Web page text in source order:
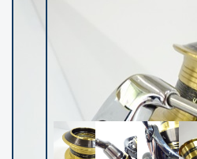
イシグロ御殿場店
イシグロ伊東店
(102400)